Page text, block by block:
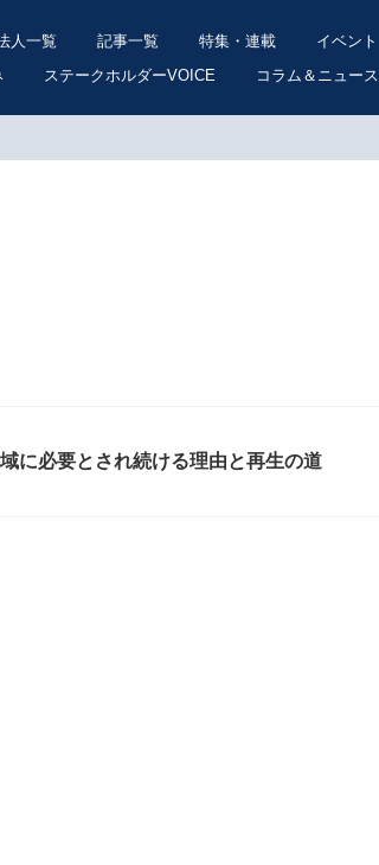
人一覧 記事一覧 特集・連載
イベント
ステークホルダーVOICE コラム＆ニュース
に必要とされ続ける理由と再生の道